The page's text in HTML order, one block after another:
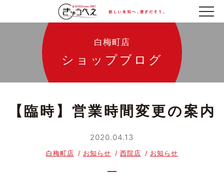
白梅町店
ショップブログ
【臨時】営業時間変更の案内
2020.04.13
白梅町店 お知らせ 西院店 お知らせ